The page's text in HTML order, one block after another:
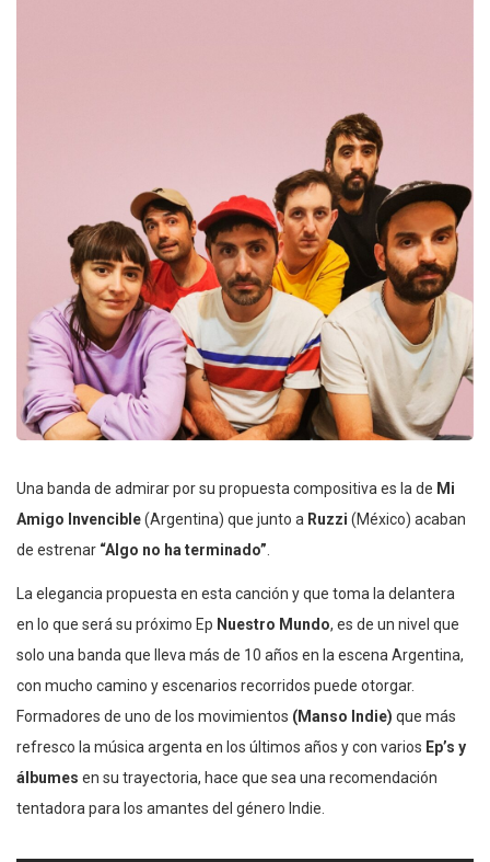
Una banda de admirar por su propuesta compositiva es la de Mi
Amigo Invencible(Argentina) que junto a Ruzzi (México) acaban
de estrenar “Algo no ha terminado”
La elegancia propuesta en esta canción y que toma la delantera
en lo que será su próximo Ep Nuestro Mundo, es de un nivel que
solo una banda que lleva más de 10 años en la escena Argentina,
con mucho camino y escenarios recorridos puede otorgar.
Formadores de uno de los movimientos (Manso Indie) que más
refresco la música argenta en los últimos años y con varios Ep’s y
álbumes en su trayectoria, hace que sea una recomendación
tentadora para los amantes del género Indie.